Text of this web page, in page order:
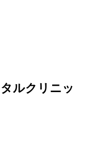
ルクリニッ